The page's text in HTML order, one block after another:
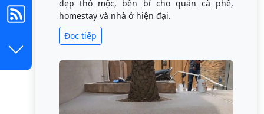
đẹp thô mộc, bền bỉ cho quán cà phê,
homestay và nhà ở hiện đại.
Đọc tiếp